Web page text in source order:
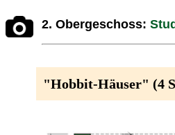
2. Obergeschoss:
"Hobbit-Häuser" (4